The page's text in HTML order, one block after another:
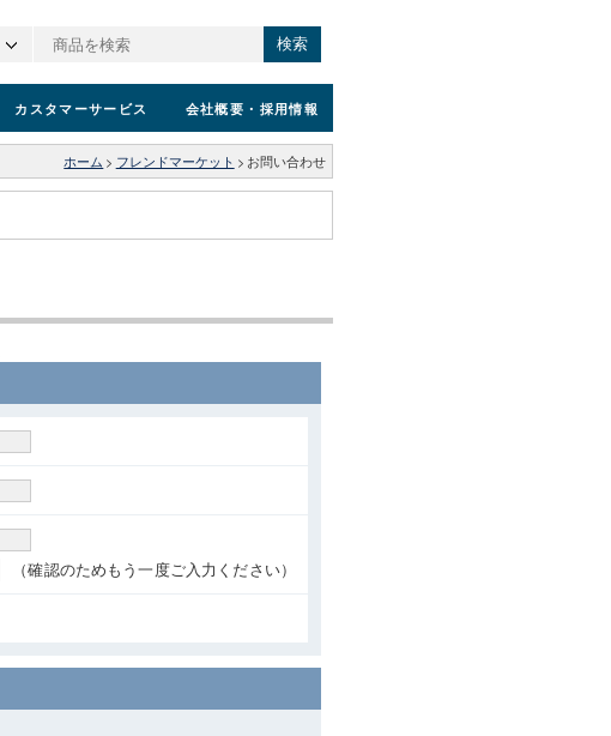
検索
カスタマーサービス 会社概要 ・採用情報
ホーム > フレンドマーケット > お問い合わせ
（確認のためもう一度ご入力ください）